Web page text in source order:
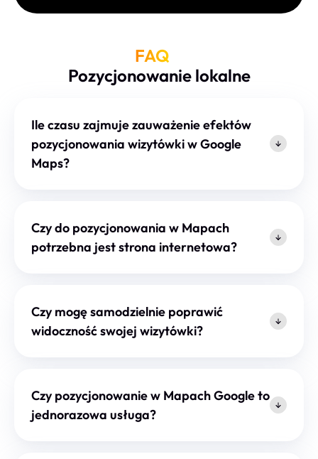
FAQ
Pozycjonowanie lokalne
Ile czasu zajmuje zauważenie efektów
pozycjonowania wizytówki w Google
Maps?
Czy do pozycjonowania w Mapach
potrzebna jest strona internetowa?
Czy mogę samodzielnie poprawić
widoczność swojej wizytówki?
Czy pozycjonowanie w Mapach Google to
jednorazowa usługa?